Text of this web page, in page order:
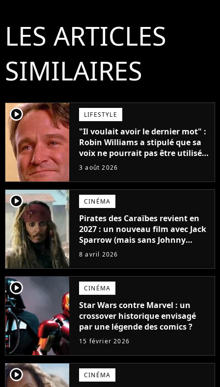
LES ARTICLES
SIMILAIRES
player2 LIFESTYLE
"Il voulait avoir le dernier mot" :
Robin Williams a stipulé que sa
voix ne pourrait pas être utilisée
avant 2039, pourtant Disney
inédits
3 août 2026
player2 CINÉMA
Pirates des Caraïbes revient en
2027 : un nouveau film avec Jack
Sparrow (mais sans Johnny
Depp) affole les fans
8 avril 2026
player2 CINÉMA
Star Wars contre Marvel : un
crossover historique envisagé
par une légende des comics ?
15 février 2026
player2 CINÉMA